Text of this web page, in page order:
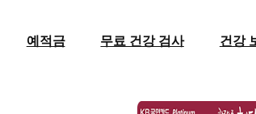
예적금 무료 건강 검사 건강